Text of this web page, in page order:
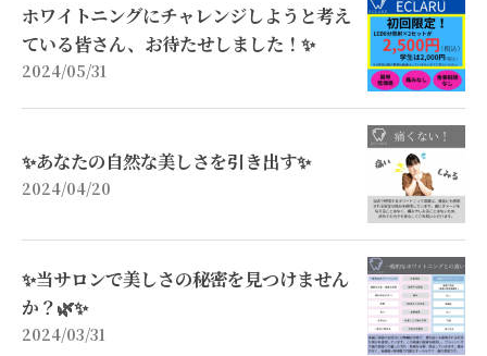
ホワイトニングにチャレンジしようと考え
ている皆さん、お待たせしました！✨
2024/05/31
✨あなたの自然な美しさを引き出す✨
2024/04/20
✨当サロンで美しさの秘密を見つけません
か？🌿✨
2024/03/31